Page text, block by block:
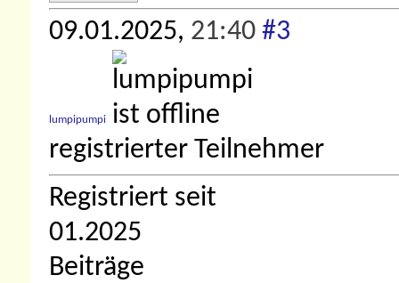
09.01.2025, 21:40 #3
lumpipumpi
registrierter Teilnehmer
Registriert seit
01.2025
Beiträge